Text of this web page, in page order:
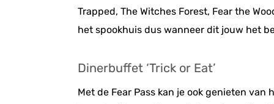
Trapped, The Witches Forest, Fear the
het spookhuis dus wanneer dit jouw het
Dinerbuffet ‘Trick or Eat’
Met de Fear Pass kan je ook genieten